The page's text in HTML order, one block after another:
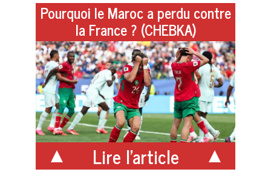
Pourquoi le Maroc a perdu contre
la France ? (CHEBKA)
Lire l'article